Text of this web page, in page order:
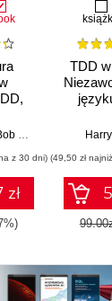
Gregory
z 30 dni)
zł
TDD
(49,50 zł